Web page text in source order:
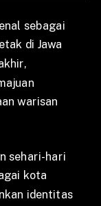
sebagai
di Jawa
warisan
sehari-hari
kota
identitas